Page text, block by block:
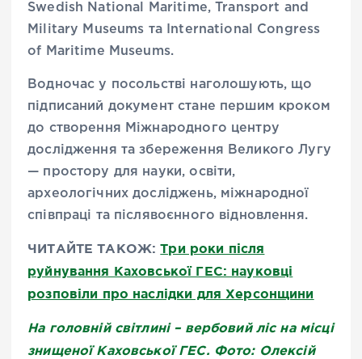
Swedish National Maritime, Transport and
Military Museums та International Congress
of Maritime Museums.
Водночас у посольстві наголошують, що
підписаний документ стане першим кроком
до створення Міжнародного центру
дослідження та збереження Великого Лугу
— простору для науки, освіти,
археологічних досліджень, міжнародної
співпраці та післявоєнного відновлення.
ЧИТАЙТЕ ТАКОЖ:Три роки після
руйнування Каховської ГЕС: науковці
розповіли про наслідки для Херсонщини
На головній світлині – вербовий ліс на місці
знищеної Каховської ГЕС. Фото: Олексій